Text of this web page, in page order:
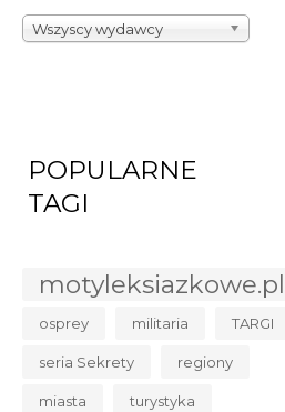
Wszyscy wydawcy
POPULARNE
TAGI
motyleksiazkowe.pl
osprey militaria TARGI
seria Sekrety regiony
miasta turystyka